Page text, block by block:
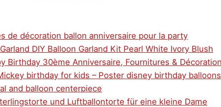
de décoration ballon anniversaire pour la party
DIY Balloon Garland Kit Pearl White Ivory Blush
Birthday 30ème Anniversaire, Fournitures &
birthday for kids – Poster disney birthday balloons
and balloon centerpiece
und Luftballontorte für eine kleine Dame